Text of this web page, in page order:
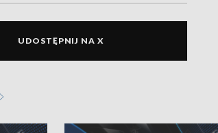
UDOSTĘPNIJ NA X